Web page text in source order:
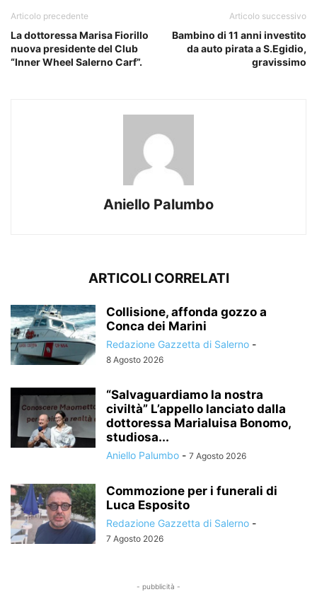
Articolo precedente
La dottoressa Marisa Fiorillo
nuova presidente del Club
“Inner Wheel Salerno Carf”.
Articolo successivo
Bambino di 11 anni investito
da auto pirata a S.Egidio,
gravissimo
Aniello Palumbo
ARTICOLI CORRELATI
Collisione, affonda gozzo a
Conca dei Marini
Redazione Gazzetta di Salerno -
8 Agosto 2026
“Salvaguardiamo la nostra
civiltà” L’appello lanciato dalla
dottoressa Marialuisa Bonomo,
studiosa...
Aniello Palumbo - 7 Agosto 2026
Commozione per i funerali di
Luca Esposito
Redazione Gazzetta di Salerno -
7 Agosto 2026
- pubblicità -